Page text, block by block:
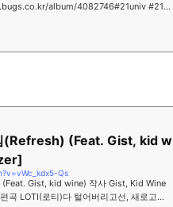
album/4082746#21univ #21학
(Refresh) (Feat. Gist, kid w
Qs
Gist, kid wine) 작사 Gist, Kid Wine
곡 LOTI(로티)다 털어버리고선, 새로고침